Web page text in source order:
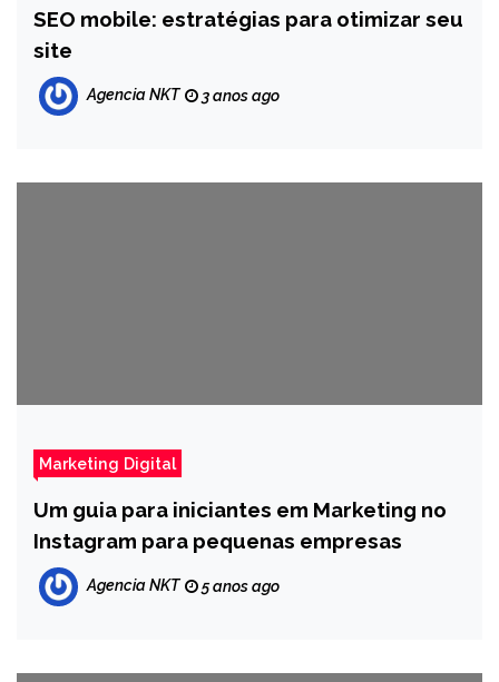
SEO mobile: estratégias para otimizar seu
site
Agencia NKT 3 anos ago
Marketing Digital
Um guia para iniciantes em Marketing no
Instagram para pequenas empresas
Agencia NKT 5 anos ago